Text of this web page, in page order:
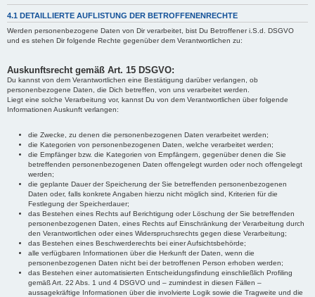
4.1 DETAILLIERTE AUFLISTUNG DER BETROFFENENRECHTE
Werden personenbezogene Daten von Dir verarbeitet, bist Du Betroffener i.S.d. DSGVO
und es stehen Dir folgende Rechte gegenüber dem Verantwortlichen zu:
Auskunftsrecht gemäß Art. 15 DSGVO:
Du kannst von dem Verantwortlichen eine Bestätigung darüber verlangen, ob
personenbezogene Daten, die Dich betreffen, von uns verarbeitet werden.
Liegt eine solche Verarbeitung vor, kannst Du von dem Verantwortlichen über folgende
Informationen Auskunft verlangen:
die Zwecke, zu denen die personenbezogenen Daten verarbeitet werden;
die Kategorien von personenbezogenen Daten, welche verarbeitet werden;
die Empfänger bzw. die Kategorien von Empfängern, gegenüber denen die Sie
betreffenden personenbezogenen Daten offengelegt wurden oder noch offengelegt
werden;
die geplante Dauer der Speicherung der Sie betreffenden personenbezogenen
Daten oder, falls konkrete Angaben hierzu nicht möglich sind, Kriterien für die
Festlegung der Speicherdauer;
das Bestehen eines Rechts auf Berichtigung oder Löschung der Sie betreffenden
personenbezogenen Daten, eines Rechts auf Einschränkung der Verarbeitung durch
den Verantwortlichen oder eines Widerspruchsrechts gegen diese Verarbeitung;
das Bestehen eines Beschwerderechts bei einer Aufsichtsbehörde;
alle verfügbaren Informationen über die Herkunft der Daten, wenn die
personenbezogenen Daten nicht bei der betroffenen Person erhoben werden;
das Bestehen einer automatisierten Entscheidungsfindung einschließlich Profiling
gemäß Art. 22 Abs. 1 und 4 DSGVO und – zumindest in diesen Fällen –
aussagekräftige Informationen über die involvierte Logik sowie die Tragweite und die